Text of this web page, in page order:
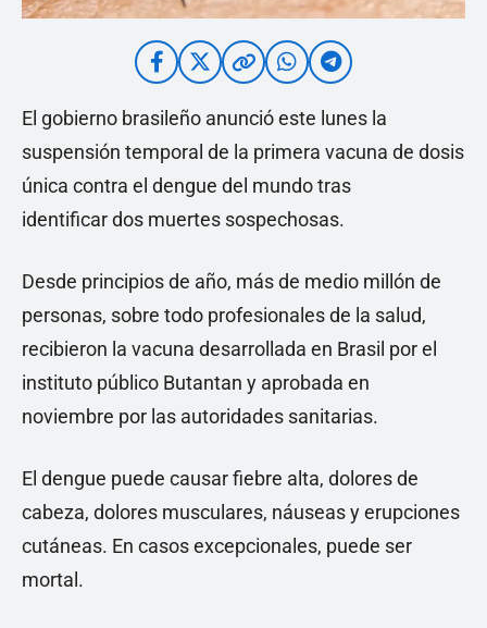
El gobierno brasileño anunció este lunes la
suspensión temporal de la primera vacuna de dosis
única contra el dengue del mundo tras
identificar dos muertes sospechosas.
Desde principios de año, más de medio millón de
personas, sobre todo profesionales de la salud,
recibieron la vacuna desarrollada en Brasil por el
instituto público Butantan y aprobada en
noviembre por las autoridades sanitarias.
El dengue puede causar fiebre alta, dolores de
cabeza, dolores musculares, náuseas y erupciones
cutáneas. En casos excepcionales, puede ser
mortal.